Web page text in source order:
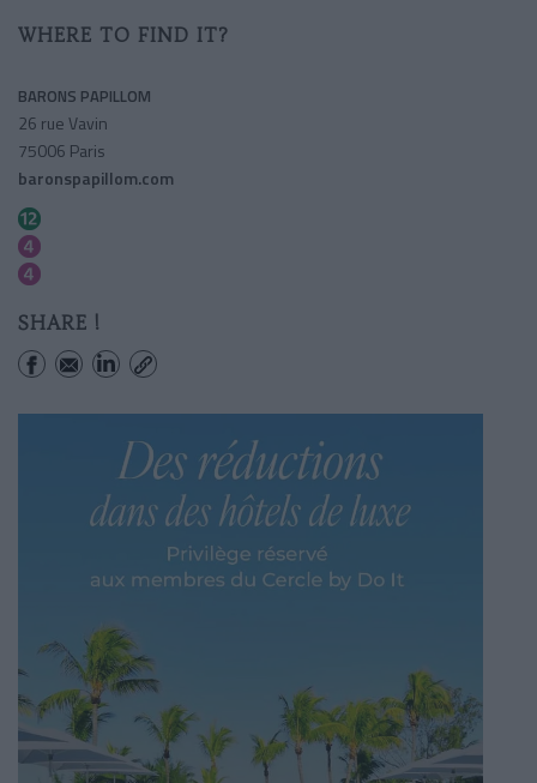
WHERE TO FIND IT?
BARONS PAPILLOM
26 rue Vavin
75006 Paris
baronspapillom.com
SHARE !